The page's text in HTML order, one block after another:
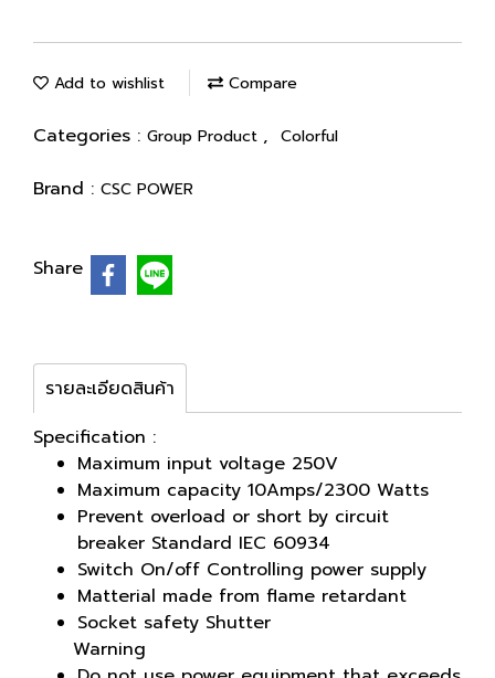
Add to wishlist Compare
Categories : Group Product , Colorful
Brand : CSC POWER
Share
รายละเอียดสินค้า
Specification :
Maximum input voltage 250V
Maximum capacity 10Amps/2300 Watts
Prevent overload or short by circuit
breaker Standard IEC 60934
Switch On/off Controlling power supply
Matterial made from flame retardant
Socket safety Shutter
Warning